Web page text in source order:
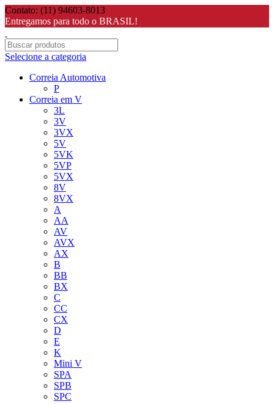
Contato: (11) 94603-8013
Entregamos para todo o BRASIL!
Selecione a categoria
Correia Automotiva
P
Correia em V
3L
3V
3VX
5V
5VK
5VP
5VX
8V
8VX
A
AA
AV
AVX
AX
B
BB
BX
C
CC
CX
D
E
K
Mini V
SPA
SPB
SPC